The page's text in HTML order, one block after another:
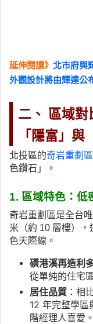
延伸閱讀》 北市府與
外觀設計將由輝達公
二、 區域
「隱富」與
北投區的奇岩重劃區
色鑽石」。
1. 區域特色：低
奇岩重劃區是全台
米（約 10 層樓）
色天際線。
磺港溪再造利
從單純的住宅
居住品質 ：相
12 年完整學區
階經理人喜愛。